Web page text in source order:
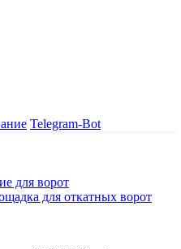
Telegram-Bot
для ворот
для откатных ворот